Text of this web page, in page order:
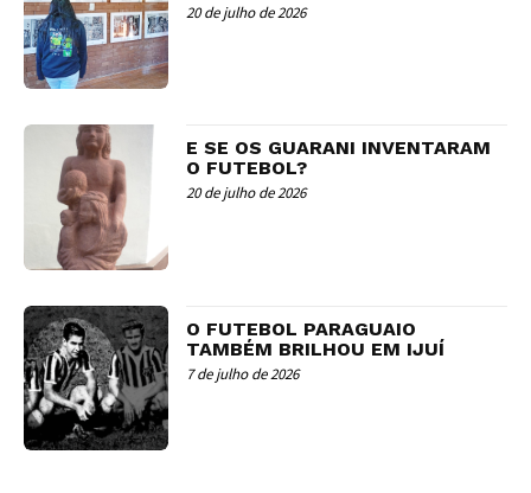
20 de julho de 2026
E SE OS GUARANI INVENTARAM
O FUTEBOL?
20 de julho de 2026
O FUTEBOL PARAGUAIO
TAMBÉM BRILHOU EM IJUÍ
7 de julho de 2026